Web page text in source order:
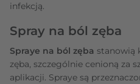
infekcją.
Spray na ból zęba
Spraye na ból zęba stanowią
zęba, szczególnie cenioną za
aplikacji. Spraye są